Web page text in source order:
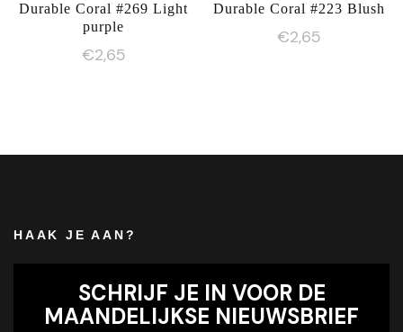
Durable Coral #269 Light
purple
€2,65
Durable Coral #223 Blush
€2,65
HAAK JE AAN?
SCHRIJF JE IN VOOR DE
MAANDELIJKSE NIEUWSBRIEF